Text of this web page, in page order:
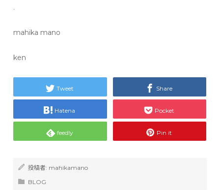
.
mahika mano
ken
Tweet Share
Hatena Pocket
feedly Pin it
投稿者: mahikamano
BLOG